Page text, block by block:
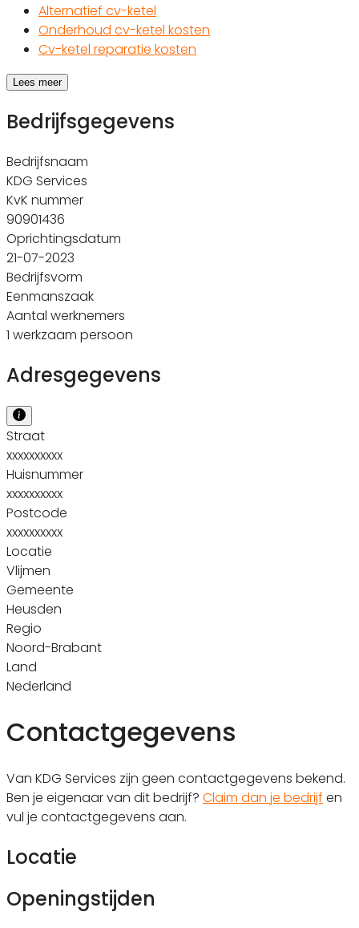
Alternatief cv-ketel
Onderhoud cv-ketel kosten
Cv-ketel reparatie kosten
Lees meer
Bedrijfsgegevens
Bedrijfsnaam
KDG Services
KvK nummer
90901436
Oprichtingsdatum
21-07-2023
Bedrijfsvorm
Eenmanszaak
Aantal werknemers
1 werkzaam persoon
Adresgegevens
Straat
xxxxxxxxxx
Huisnummer
xxxxxxxxxx
Postcode
xxxxxxxxxx
Locatie
Vlijmen
Gemeente
Heusden
Regio
Noord-Brabant
Land
Nederland
Contactgegevens
Van KDG Services zijn geen contactgegevens bekend.
Ben je eigenaar van dit bedrijf? Claim dan je bedrijf en
vul je contactgegevens aan.
Locatie
Openingstijden